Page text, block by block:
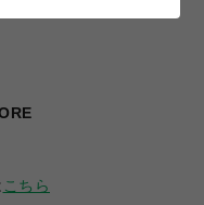
こちら